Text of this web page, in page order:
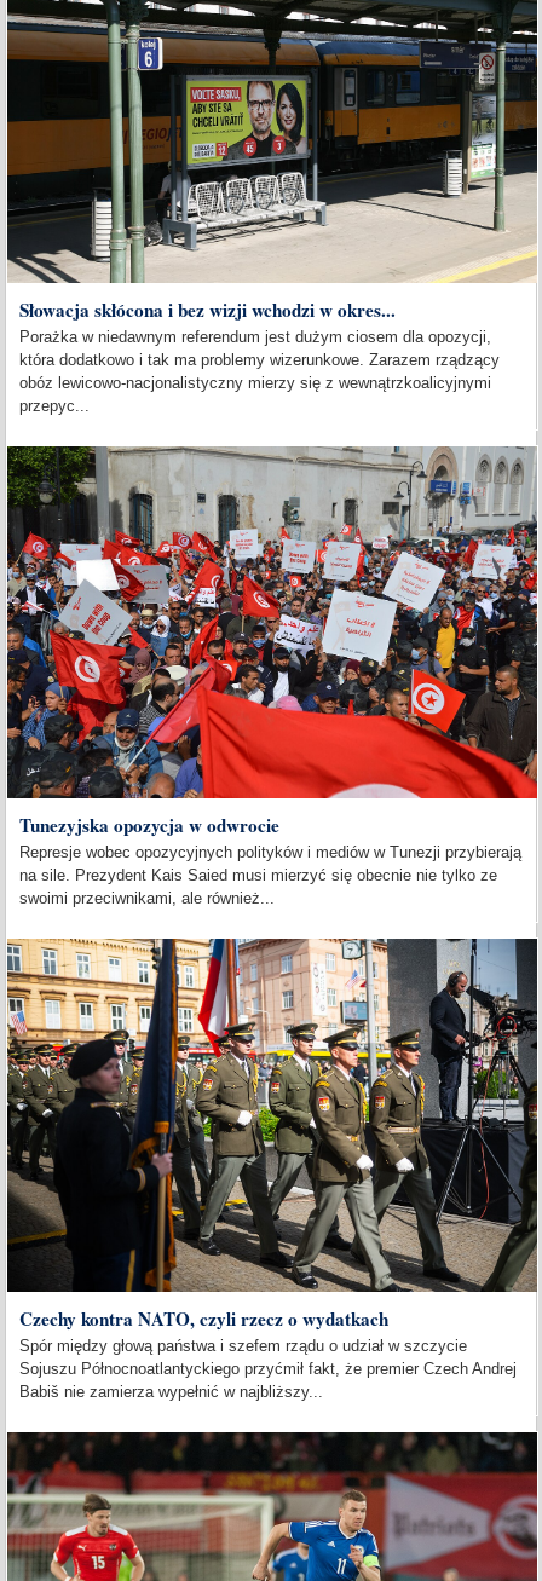
Słowacja skłócona i bez wizji wchodzi w okres...
Porażka w niedawnym referendum jest dużym ciosem dla opozycji,
która dodatkowo i tak ma problemy wizerunkowe. Zarazem rządzący
obóz lewicowo-nacjonalistyczny mierzy się z wewnątrzkoalicyjnymi
przepyc...
Tunezyjska opozycja w odwrocie
Represje wobec opozycyjnych polityków i mediów w Tunezji przybierają
na sile. Prezydent Kais Saied musi mierzyć się obecnie nie tylko ze
swoimi przeciwnikami, ale również...
Czechy kontra NATO, czyli rzecz o wydatkach
Spór między głową państwa i szefem rządu o udział w szczycie
Sojuszu Północnoatlantyckiego przyćmił fakt, że premier Czech Andrej
Babiš nie zamierza wypełnić w najbliższy...